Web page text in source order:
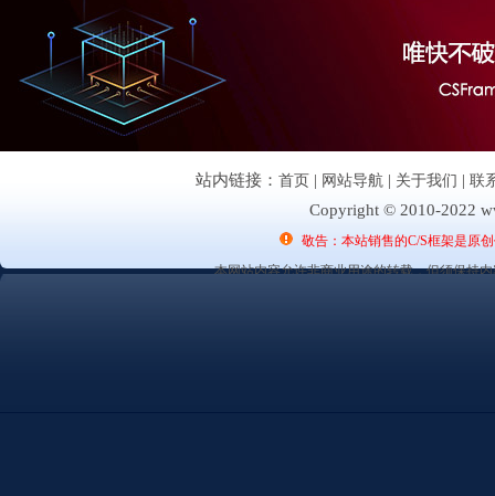
站内链接： 首页 | 网站导航 | 关于我们 | 联
Copyright © 2010-2022
敬告：本站销售的C/S框架是原
本网站内容允许非商业用途的转载，但须保持